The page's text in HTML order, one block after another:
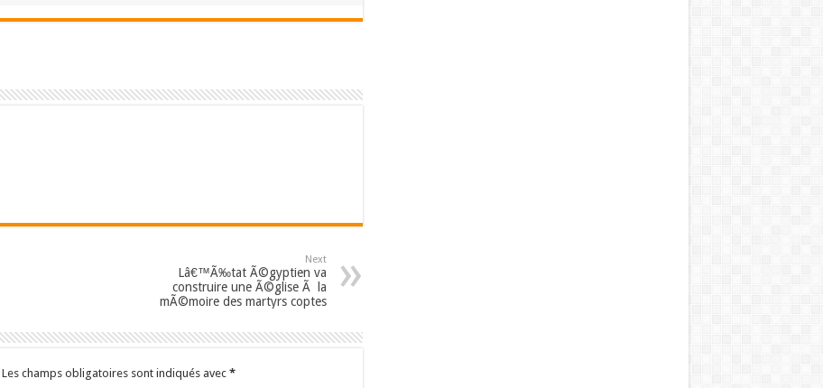
Next
Lâ€™Ã‰tat Ã©gyptien va
construire une Ã©glise Ã la
mÃ©moire des martyrs coptes
Les champs obligatoires sont indiqués avec *